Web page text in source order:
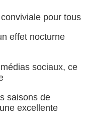
pour tous
effet nocturne
sociaux, ce
saisons de
excellente